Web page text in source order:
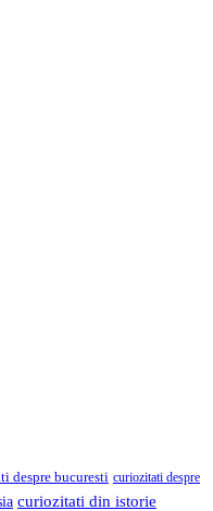
despre bucuresti curiozitati despre
curiozitati din istorie